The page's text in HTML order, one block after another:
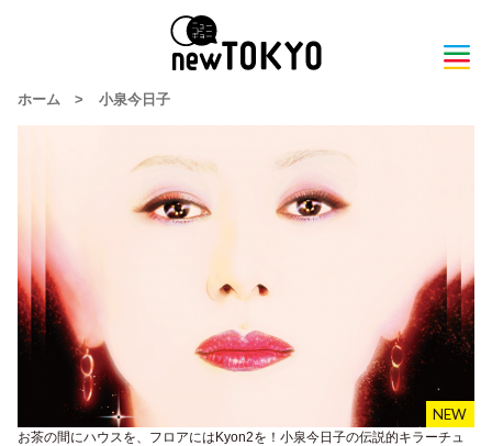
ホーム > 小泉今日子
お茶の間にハウスを、フロアにはKyon2を！小泉今日子の伝説的キラーチュ